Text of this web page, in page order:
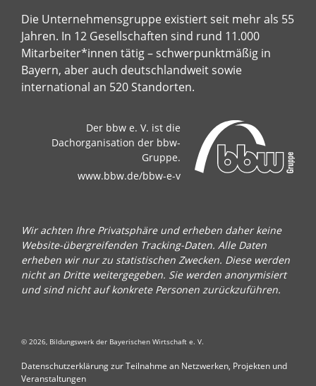
Die Unternehmensgruppe existiert seit mehr als 55
Jahren. In 12 Gesellschaften sind rund 11.000
Mitarbeiter*innen tätig – schwerpunktmäßig in
Bayern, aber auch deutschlandweit sowie
international an 520 Standorten.
Der bbw e. V. ist die
Dachorganisation der bbw-
Gruppe.
www.bbw.de/bbw-e-v
Wir achten Ihre Privatsphäre und erheben daher keine
Website-übergreifenden Tracking-Daten. Alle Daten
erheben wir nur zu statistischen Zwecken. Diese werden
nicht an Dritte weitergegeben. Sie werden anonymisiert
und sind nicht auf konkrete Personen zurückzuführen.
© 2026, Bildungswerk der Bayerischen Wirtschaft e. V.
Datenschutzerklärung zur Teilnahme an Netzwerken, Projekten und
Veranstaltungen